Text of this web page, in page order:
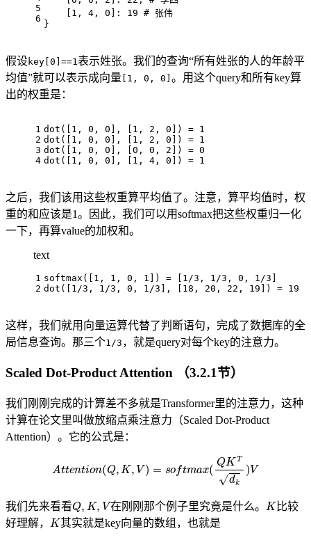
5
6
    [1, 4, 0]: 19 # 张伟
}
假设key[0]==1 表示姓张。我们的查询“所有姓张的人的年龄平
均值”就可以表示成向量 [1, 0, 0] 。用这个query和所有key算
出的权重是：
1
2
3
4
dot([1, 0, 0], [1, 2, 0]) = 1
dot([1, 0, 0], [1, 2, 0]) = 1
dot([1, 0, 0], [0, 0, 2]) = 0
dot([1, 0, 0], [1, 4, 0]) = 1
之后，我们该用这些权重算平均值了。注意，算平均值时，权
重的和应该是1。因此，我们可以用softmax把这些权重归一化
一下，再算value的加权和。
text
1
2
softmax([1, 1, 0, 1]) = [1/3, 1/3, 0, 1/3]
dot([1/3, 1/3, 0, 1/3], [18, 20, 22, 19]) = 19
这样，我们就用向量运算代替了判断语句，完成了数据库的全
局信息查询。那三个1/3 ，就是query对每个key的注意力。
Scaled Dot-Product Attention （3.2.1节）
我们刚刚完成的计算差不多就是Transformer里的注意力，这种
计算在论文里叫做放缩点乘注意力（Scaled Dot-Product
Attention）。它的公式是：
Tdk)V
我们先来看看 Q K,V 在刚刚那个例子里究竟是什么。 K 比较
好理解，
K其实就是key向量的数组，也就是